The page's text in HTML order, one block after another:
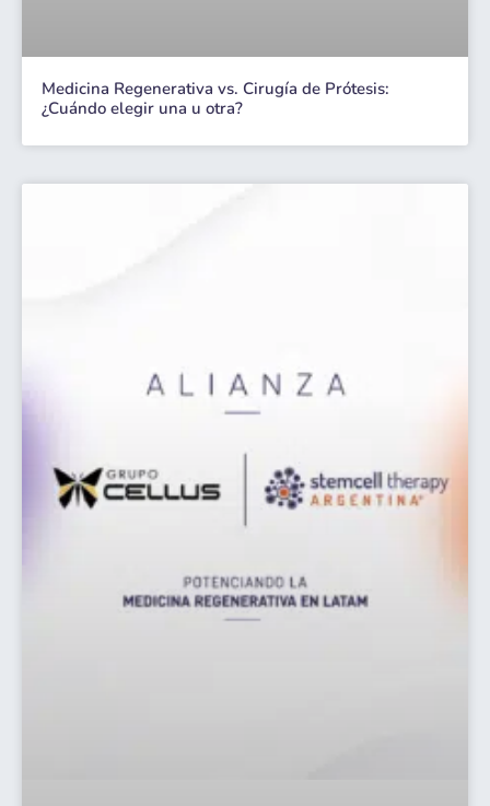
Medicina Regenerativa vs. Cirugía de Prótesis:
¿Cuándo elegir una u otra?